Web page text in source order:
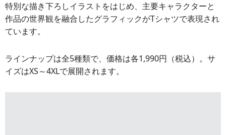
特別な描き下ろしイラストをはじめ、主要キャラクターと
作品の世界観を融合したグラフィックがTシャツで表現され
ています。
ラインナップは全5種類で、価格は各1,990円（税込）。サ
イズはXS～4XLで展開されます。